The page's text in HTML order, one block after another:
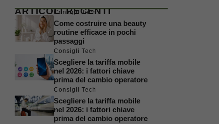
ARTICOLI RECENTI
Consigli Tech
Come costruire una beauty
routine efficace in pochi
passaggi
Consigli Tech
Scegliere la tariffa mobile
nel 2026: i fattori chiave
prima del cambio operatore
Consigli Tech
Scegliere la tariffa mobile
nel 2026: i fattori chiave
prima del cambio operatore